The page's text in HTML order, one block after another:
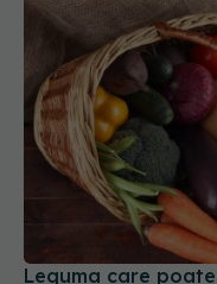
Leguma care